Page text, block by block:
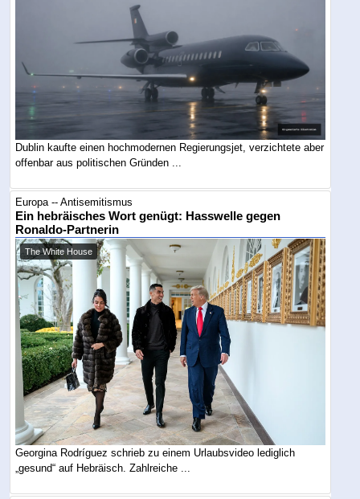
Dublin kaufte einen hochmodernen Regierungsjet, verzichtete aber
offenbar aus politischen Gründen ...
Europa -- Antisemitismus
Ein hebräisches Wort genügt: Hasswelle gegen
Ronaldo-Partnerin
The White House
Georgina Rodríguez schrieb zu einem Urlaubsvideo lediglich
„gesund“ auf Hebräisch. Zahlreiche ...